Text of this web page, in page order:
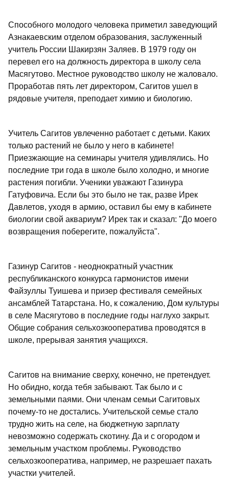
Способного молодого человека приметил заведующий
Азнакаевским отделом образования, заслуженный
учитель России Шакирзян Заляев. В 1979 году он
перевел его на должность директора в школу села
Масягутово. Местное руководство школу не жаловало.
Проработав пять лет директором, Сагитов ушел в
рядовые учителя, преподает химию и биологию.
Учитель Сагитов увлеченно работает с детьми. Каких
только растений не было у него в кабинете!
Приезжающие на семинары учителя удивлялись. Но
последние три года в школе было холодно, и многие
растения погибли. Ученики уважают Газинура
Гатуфовича. Если бы это было не так, разве Ирек
Давлетов, уходя в армию, оставил бы ему в кабинете
биологии свой аквариум? Ирек так и сказал: "До моего
возвращения поберегите, пожалуйста".
Газинур Сагитов - неоднократный участник
республиканского конкурса гармонистов имени
Файзуллы Туишева и призер фестиваля семейных
ансамблей Татарстана. Но, к сожалению, Дом культуры
в селе Масягутово в последние годы наглухо закрыт.
Общие собрания сельхозкооператива проводятся в
школе, прерывая занятия учащихся.
Сагитов на внимание сверху, конечно, не претендует.
Но обидно, когда тебя забывают. Так было и с
земельными паями. Они членам семьи Сагитовых
почему-то не достались. Учительской семье стало
трудно жить на селе, на бюджетную зарплату
невозможно содержать скотину. Да и с огородом и
земельным участком проблемы. Руководство
сельхозкооператива, например, не разрешает пахать
участки учителей.